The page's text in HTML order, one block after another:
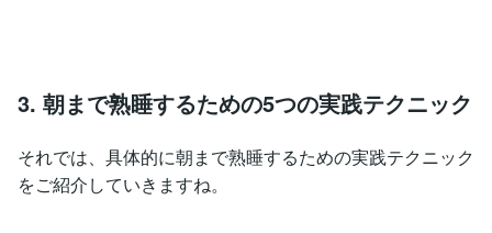
3. 朝まで熟睡するための5つの実践テクニック
それでは、具体的に朝まで熟睡するための実践テクニック
をご紹介していきますね。